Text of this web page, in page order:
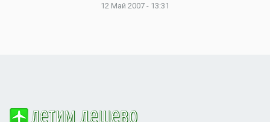
12 Май 2007 - 13:31